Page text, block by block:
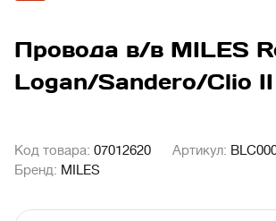
Провода в/в MILES
Logan/Sandero/Clio II
Код товара: 07012620 Артикул:
Бренд: MILES